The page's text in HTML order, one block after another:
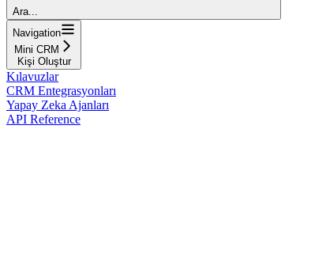
Ara...
Navigation
Mini CRM
Kişi Oluştur
Kılavuzlar
CRM Entegrasyonları
Yapay Zeka Ajanları
API Reference